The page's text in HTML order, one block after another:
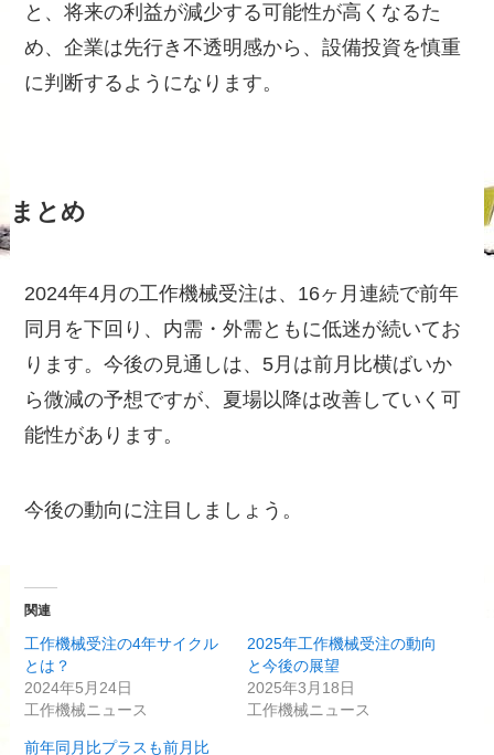
と、将来の利益が減少する可能性が高くなるた
め、企業は先行き不透明感から、設備投資を慎重
に判断するようになります。
まとめ
2024年4月の工作機械受注は、16ヶ月連続で前年
同月を下回り、内需・外需ともに低迷が続いてお
ります。今後の見通しは、5月は前月比横ばいか
ら微減の予想ですが、夏場以降は改善していく可
能性があります。
今後の動向に注目しましょう。
関連
工作機械受注の4年サイクル
とは？
2024年5月24日
工作機械ニュース
2025年工作機械受注の動向
と今後の展望
2025年3月18日
工作機械ニュース
前年同月比プラスも前月比